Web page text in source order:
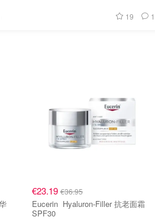
19 1
€23.19 €36.95
Eucerin Hyaluron-Filler 抗老面霜
SPF30